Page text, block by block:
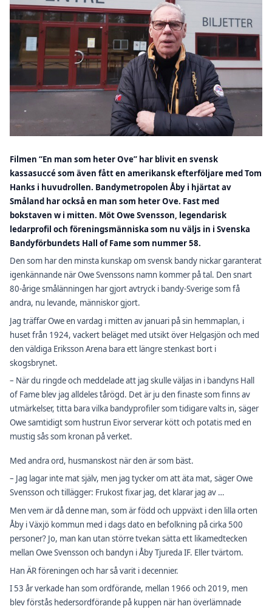
Filmen “En man som heter Ove” har blivit en svensk
kassasuccé som även fått en amerikansk efterföljare med Tom
Hanks i huvudrollen. Bandymetropolen Åby i hjärtat av
Småland har också en man som heter Ove. Fast med
bokstaven w i mitten. Möt Owe Svensson, legendarisk
ledarprofil och föreningsmänniska som nu väljs in i Svenska
Bandyförbundets Hall of Fame som nummer 58.
Den som har den minsta kunskap om svensk bandy nickar garanterat
igenkännande när Owe Svenssons namn kommer på tal. Den snart
80-årige smålänningen har gjort avtryck i bandy-Sverige som få
andra, nu levande, människor gjort.
Jag träffar Owe en vardag i mitten av januari på sin hemmaplan, i
huset från 1924, vackert beläget med utsikt över Helgasjön och med
den väldiga Eriksson Arena bara ett längre stenkast bort i
skogsbrynet.
– När du ringde och meddelade att jag skulle väljas in i bandyns Hall
of Fame blev jag alldeles tårögd. Det är ju den finaste som finns av
utmärkelser, titta bara vilka bandyprofiler som tidigare valts in, säger
Owe samtidigt som hustrun Eivor serverar kött och potatis med en
mustig sås som kronan på verket.
Med andra ord, husmanskost när den är som bäst.
– Jag lagar inte mat själv, men jag tycker om att äta mat, säger Owe
Svensson och tillägger: Frukost fixar jag, det klarar jag av …
Men vem är då denne man, som är född och uppväxt i den lilla orten
Åby i Växjö kommun med i dags dato en befolkning på cirka 500
personer? Jo, man kan utan större tvekan sätta ett likamedtecken
mellan Owe Svensson och bandyn i Åby Tjureda IF. Eller tvärtom.
Han ÄR föreningen och har så varit i decennier.
I 53 år verkade han som ordförande, mellan 1966 och 2019, men
blev förstås hedersordförande på kuppen när han överlämnade